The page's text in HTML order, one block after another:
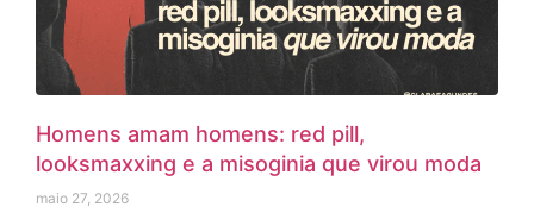
Homens amam homens: red pill,
looksmaxxing e a misoginia que virou moda
maio 27, 2026